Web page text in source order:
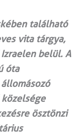
található
vita tárgya,
belül. A
óta
ösztönzi